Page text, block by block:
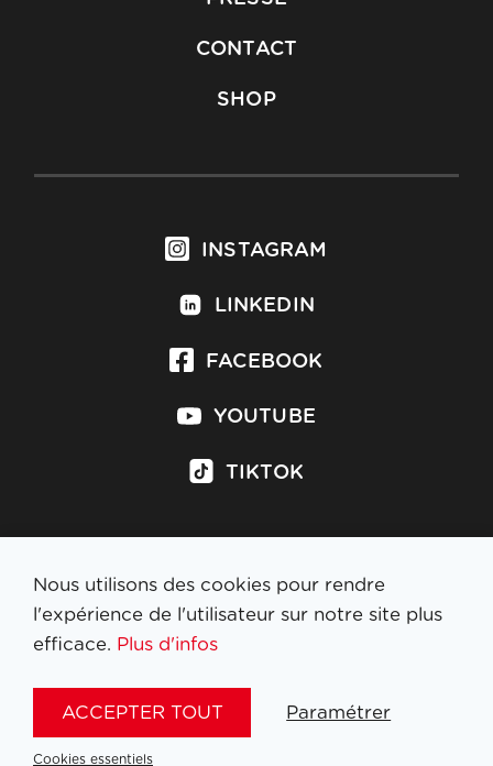
CONTACT
SHOP
INSTAGRAM
LINKEDIN
FACEBOOK
YOUTUBE
TIKTOK
S'inscrire à la newsletter
Nous utilisons des cookies pour rendre
l'expérience de l'utilisateur sur notre site plus
efficace. Plus d'infos
ACCEPTER TOUT Paramétrer
Cookies essentiels